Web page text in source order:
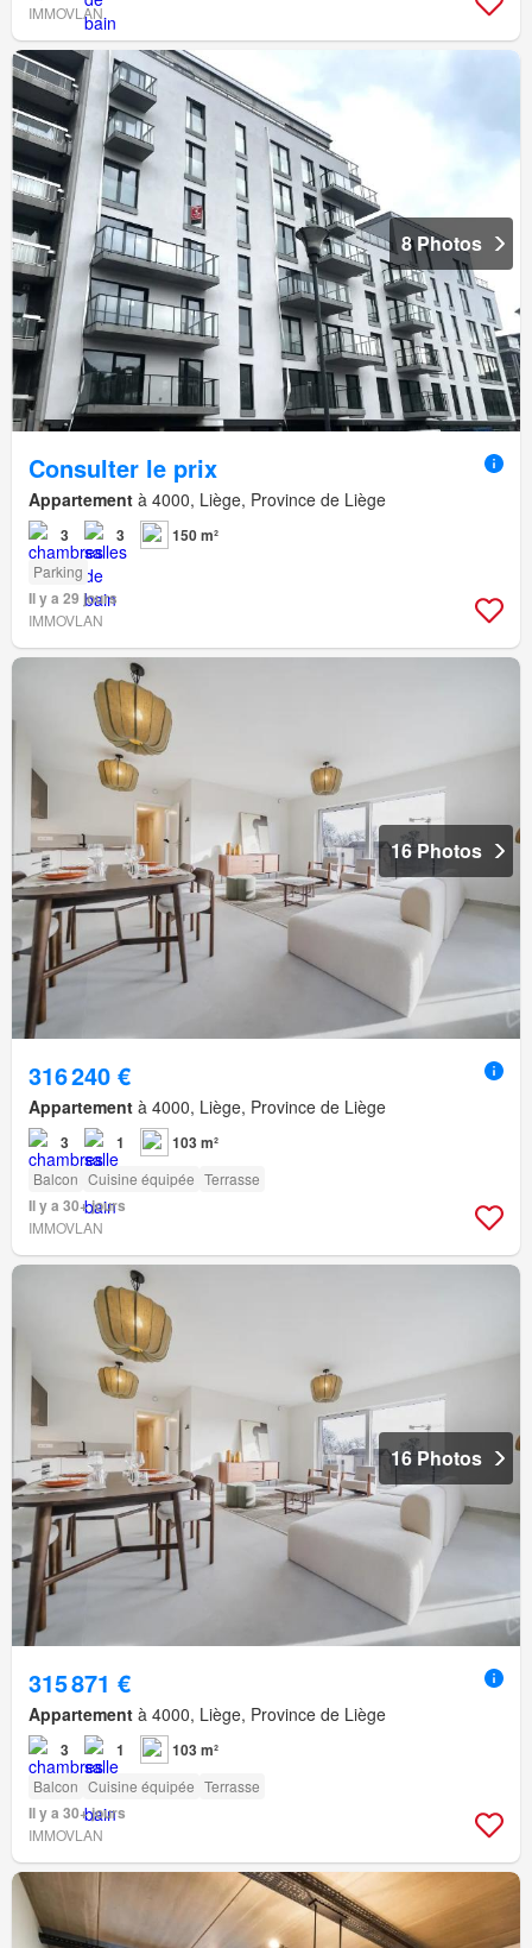
IMMOVLAN
8 Photos
Consulter le prix
Appartement à 4000, Liège, Province de Liège
3 3 150 m²
Parking
Il y a 29 jours
IMMOVLAN
16 Photos
316 240 €
Appartement à 4000, Liège, Province de Liège
3 1 103 m²
Balcon Cuisine équipée Terrasse
Il y a 30+ jours
IMMOVLAN
16 Photos
315 871 €
Appartement à 4000, Liège, Province de Liège
3 1 103 m²
Balcon Cuisine équipée Terrasse
Il y a 30+ jours
IMMOVLAN